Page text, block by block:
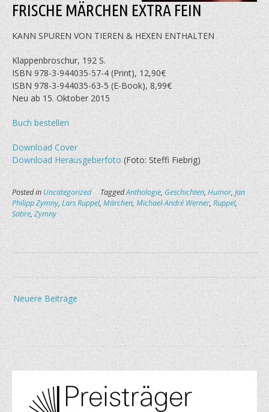
FRISCHE MÄRCHEN EXTRA FEIN
KANN SPUREN VON TIEREN & HEXEN ENTHALTEN
Klappenbroschur, 192 S.
ISBN 978-3-944035-57-4 (Print), 12,90€
ISBN 978-3-944035-63-5 (E-Book), 8,99€
Neu ab 15. Oktober 2015
Buch bestellen
Download Cover
Download Herausgeberfoto(Foto: Steffi Fiebrig)
Posted inUncategorized TaggedAnthologie,Geschichten,Humor,Jan
Philipp Zymny,Lars Ruppel,Märchen,Michael-André Werner,Ruppel,
Satire,Zymny
Beitragsnavigation
Neuere Beiträge